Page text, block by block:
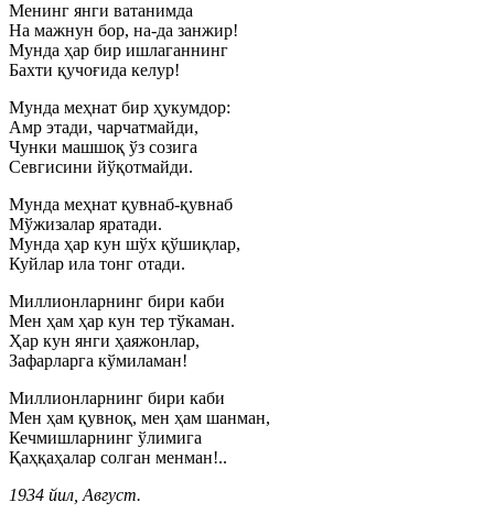
Менинг янги ватанимда
На мажнун бор, на-да занжир!
Мунда ҳар бир ишлаганнинг
Бахти қучоғида келур!
Мунда меҳнат бир ҳукумдор:
Амр этади, чарчатмайди,
Чунки машшоқ ўз созига
Севгисини йўқотмайди.
Мунда меҳнат қувнаб-қувнаб
Мўжизалар яратади.
Мунда ҳар кун шўх қўшиқлар,
Куйлар ила тонг отади.
Миллионларнинг бири каби
Мен ҳам ҳар кун тер тўкаман.
Ҳар кун янги ҳаяжонлар,
Зафарларга кўмиламан!
Миллионларнинг бири каби
Мен ҳам қувноқ, мен ҳам шанман,
Кечмишларнинг ўлимига
Қаҳқаҳалар солган менман!..
1934 йил, Август.